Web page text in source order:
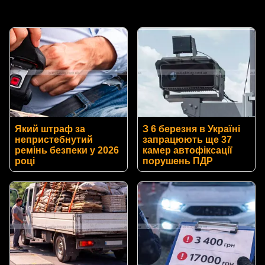
Який штраф за
непристебнутий
ремінь безпеки у 2026
році
З 6 березня в Україні
запрацюють ще 37
камер автофіксації
порушень ПДР